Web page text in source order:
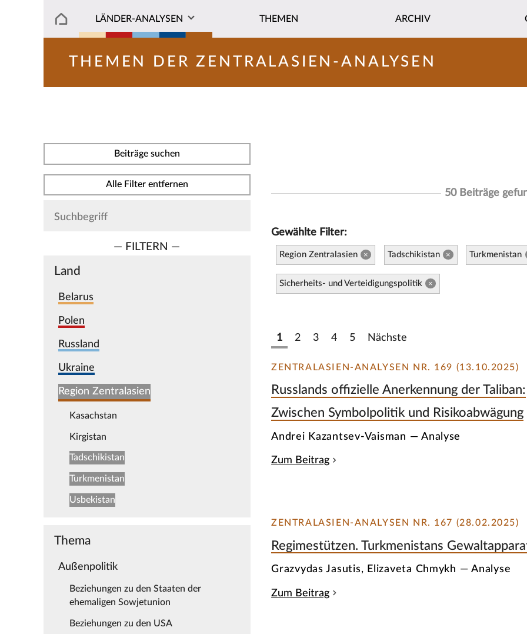
LÄNDER-ANALYSEN THEMEN ARCHIV
THEMEN DER ZENTRALASIEN-ANALYSEN
Beiträge suchen
Alle Filter entfernen
— FILTERN —
Land
Belarus
Polen
Russland
Ukraine
Region Zentralasien
Kasachstan
Kirgistan
Tadschikistan
Turkmenistan
Usbekistan
Thema
Außenpolitik
Beziehungen zu den Staaten der
ehemaligen Sowjetunion
Beziehungen zu den USA
50 Beiträge
Gewählte Filter:
Region Zentralasien × Tadschikistan × Turkmenistan
Sicherheits- und Verteidigungspolitik ×
1 2 3 4 5 Nächste
ZENTRALASIEN-ANALYSEN NR. 169 (13.10.2025)
Russlands offizielle Anerkennung der Taliban:
Zwischen Symbolpolitik und Risikoabwägung
Andrei Kazantsev-Vaisman — Analyse
Zum Beitrag
ZENTRALASIEN-ANALYSEN NR. 167 (28.02.2025)
Regimestützen. Turkmenistans
Grazvydas Jasutis, Elizaveta Chmykh — Analyse
Zum Beitrag